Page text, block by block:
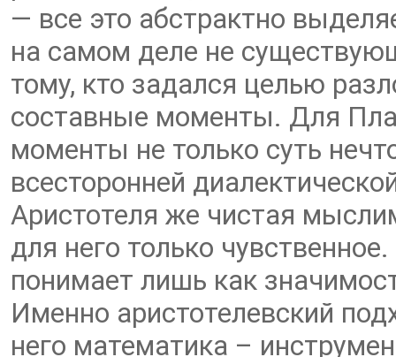
— все это абстрактно
на самом деле не
тому, кто задался целью
составные моменты. Для
моменты не только суть
всесторонней
Аристотеля же чистая
для него только
понимает лишь как
Именно аристотелевский
него математика –